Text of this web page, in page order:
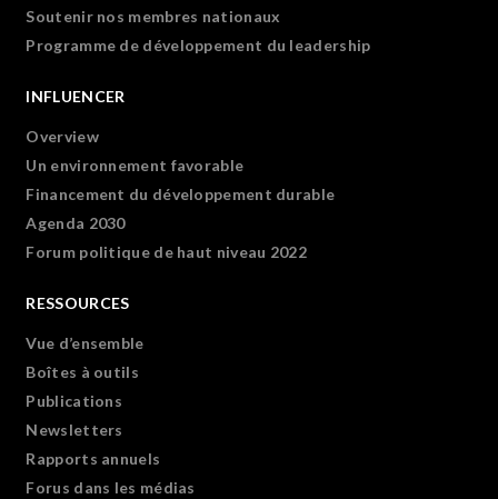
Soutenir nos membres nationaux
Programme de développement du leadership
INFLUENCER
Overview
Un environnement favorable
Financement du développement durable
Agenda 2030
Forum politique de haut niveau 2022
RESSOURCES
Vue d’ensemble
Boîtes à outils
Publications
Newsletters
Rapports annuels
Forus dans les médias